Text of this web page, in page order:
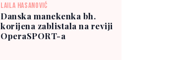
LAILA HASANOVIĆ
Danska manekenka bh.
korijena zablistala na reviji
OperaSPORT-a